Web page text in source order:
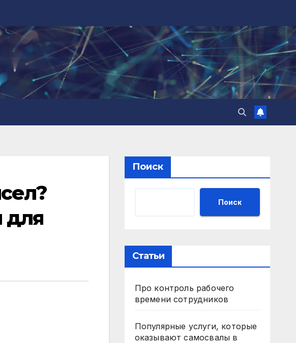
Поиск
Поиск
Статьи
Про контроль рабочего
времени сотрудников
Популярные услуги, которые
оказывают самосвалы в